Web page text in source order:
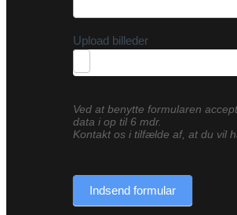
Upload billeder
Ved at benytte formularen
data i op til 6 mdr.
Kontakt os i tilfælde af, at du vil
Indsend formular